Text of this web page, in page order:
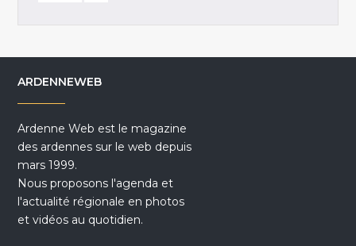
ARDENNEWEB
Ardenne Web est le magazine
des ardennes sur le web depuis
mars 1999.
Nous proposons l'agenda et
l'actualité régionale en photos
et vidéos au quotidien.